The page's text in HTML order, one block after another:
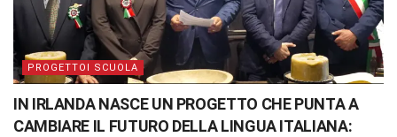
PROGETTOI SCUOLA
IN IRLANDA NASCE UN PROGETTO CHE PUNTA A
CAMBIARE IL FUTURO DELLA LINGUA ITALIANA: